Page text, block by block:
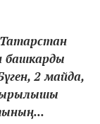
башкарды
2 майда,